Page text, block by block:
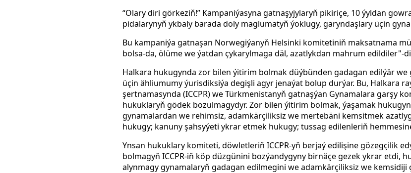
“Olary diri görkeziň!” Kampaniýasyna gatnaşyjylaryň pikiriçe, 10 ýyldan
pidalarynyň ykbaly barada doly maglumatyň ýoklugy, garyndaşlary üçin
Bu kampaniýa gatnaşan Norwegiýanyň Helsinki komitetiniň maksatnama
bolsa-da, ölüme we ýatdan çykarylmaga däl, azatlykdan mahrum edildiler"-
Halkara hukugynda zor bilen ýitirim bolmak düýbünden gadagan edilýär
üçin ähliumumy ýurisdiksiýa degişli agyr jenaýat bolup durýar. Bu, Halkara
şertnamasynda (ICCPR) we Türkmenistanyň gatnaşýan Gynamalara garşy
hukuklaryň gödek bozulmagydyr. Zor bilen ýitirim bolmak, ýaşamak
gynamalardan we rehimsiz, adamkärçiliksiz we mertebäni kemsitmek
hukugy; kanuny şahsyýeti ykrar etmek hukugy; tussag edilenleriň
Ynsan hukuklary komiteti, döwletleriň ICCPR-yň berjaý edilişine gözegçilik
bolmagyň ICCPR-iň köp düzgünini bozýandygyny birnäçe gezek ykrar etdi,
alynmagy gynamalaryň gadagan edilmegini we adamkärçiliksiz we kemsidiji